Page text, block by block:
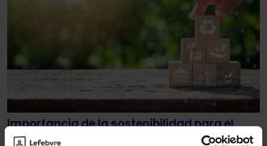
Importancia de la sostenibilidad para el
éxito de las organizaciones